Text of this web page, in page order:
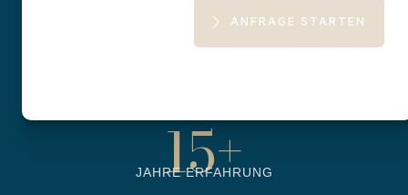
ANFRAGE STARTEN
6500+
15+
JAHRE ERFAHRUNG